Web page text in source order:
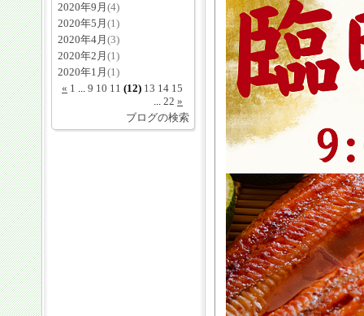
2020年9月 (4)
2020年5月 (1)
2020年4月 (3)
2020年2月 (1)
2020年1月 (1)
« 1 ... 9 10 11 (12) 13 14 15
... 22 »
ブログの検索